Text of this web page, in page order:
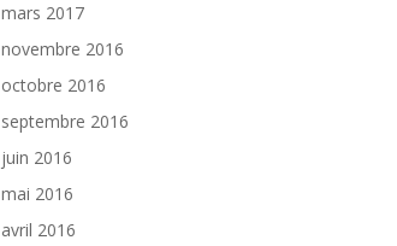
mars 2017
novembre 2016
octobre 2016
septembre 2016
juin 2016
mai 2016
avril 2016